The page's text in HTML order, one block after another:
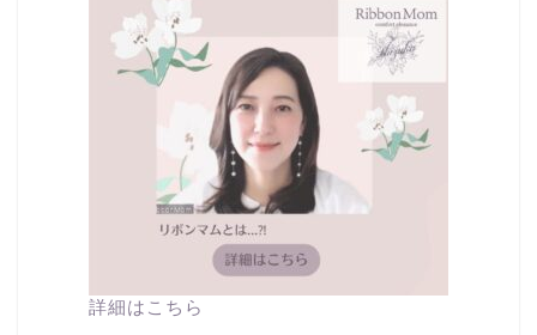
詳細はこちら